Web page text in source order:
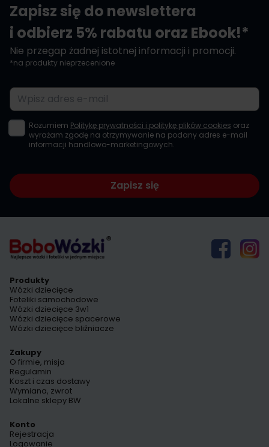
Zapisz się do newslettera
i odbierz 5% rabatu oraz Ebook!*
Nie przegap żadnej istotnej informacji i promocji.
*na produkty nieprzecenione
Adres e-mail
Rozumiem Politykę prywatności i politykę plików cookies oraz
wyrażam zgodę na otrzymywanie na podany adres e-mail
informacji handlowo-marketingowych.
Zapisz się
Produkty
Wózki dziecięce
Foteliki samochodowe
Wózki dziecięce 3w1
Wózki dziecięce spacerowe
Wózki dziecięce bliźniacze
Zakupy
O firmie, misja
Regulamin
Koszt i czas dostawy
Wymiana, zwrot
Lokalne sklepy BW
Konto
Rejestracja
Logowanie